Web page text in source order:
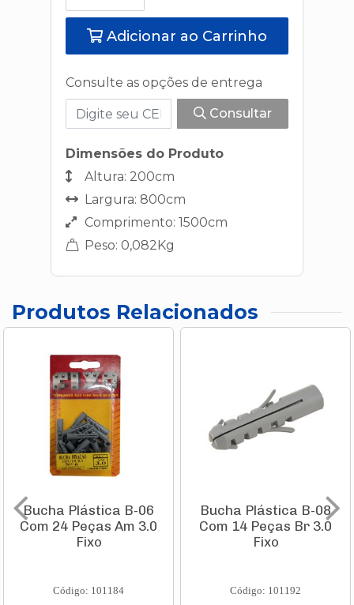
Adicionar ao Carrinho
Consulte as opções de entrega
Consultar
Dimensões do Produto
Altura: 200cm
Largura: 800cm
Comprimento: 1500cm
Peso: 0,082Kg
Produtos Relacionados
Bucha Plástica B-06
Com 24 Peças Am 3.0
Fixo
Código: 101184
Bucha Plástica B-08
Com 14 Peças Br 3.0
Fixo
Código: 101192